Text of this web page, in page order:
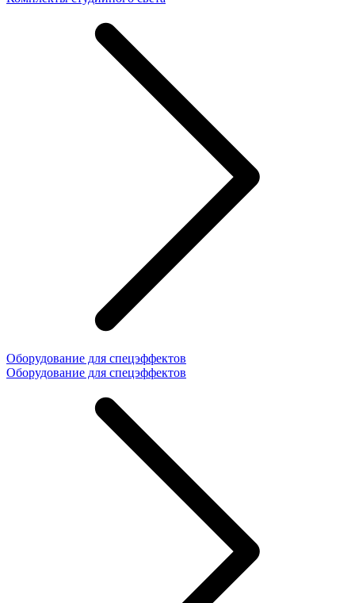
Оборудование для спецэффектов
Оборудование для спецэффектов